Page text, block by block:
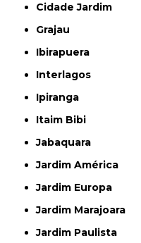
Cidade Jardim
Grajau
Ibirapuera
Interlagos
Ipiranga
Itaim Bibi
Jabaquara
Jardim América
Jardim Europa
Jardim Marajoara
Jardim Paulista